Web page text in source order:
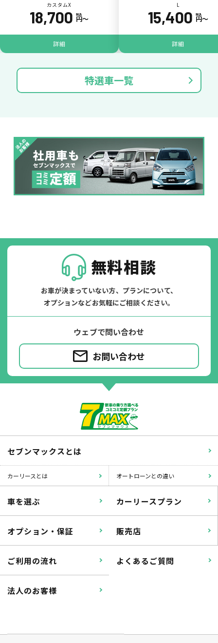
ガラス破損
落書き
バンパー
破損
※たすカッターをご利用頂く場合、免責金額が１回あたり5,000円
掛かります。
カスタムX
18,700 税込
円〜
詳細
L
15,400 税込
円〜
詳細
特選車一覧
無料相談
お車が決まっていない方、プランについて、
オプションなどお気軽にご相談ください。
ウェブで問い合わせ
お問い合わせ
セブンマックスとは
カーリースとは オートローンとの違い
車を選ぶ カーリースプラン
オプション・保証 販売店
ご利用の流れ よくあるご質問
法人のお客様